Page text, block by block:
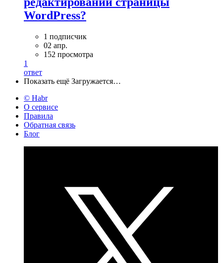
WordPress?
1 подписчик
02 апр.
152 просмотра
1
ответ
Показать ещё Загружается…
© Habr
О сервисе
Правила
Обратная связь
Блог